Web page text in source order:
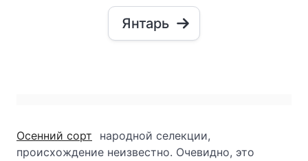
Янтарь
Осенний сорт
народной селекции,
происхождение неизвестно. Очевидно, это